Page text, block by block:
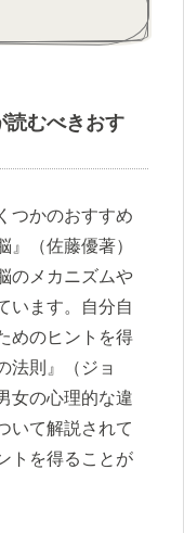
読むべきおす
つかのおすすめ
（佐藤優著）
のメカニズムや
います。自分自
めのヒントを得
法則』（ジョ
女の心理的な違
いて解説されて
トを得ることが